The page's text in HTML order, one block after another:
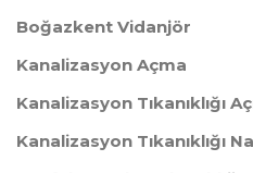
Boğazkent Vidanjör
Kanalizasyon Açma
Kanalizasyon Tıkanıklığı
Kanalizasyon Tıkanıklığı